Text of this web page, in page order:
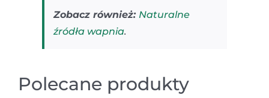
Zobacz również: Naturalne
źródła wapnia.
Polecane produkty